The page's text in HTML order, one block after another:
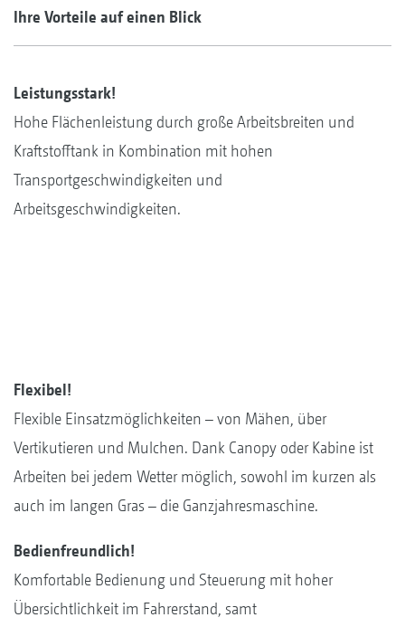
Ihre Vorteile auf einen Blick
Leistungsstark!
Hohe Flächenleistung durch große Arbeitsbreiten und
Kraftstofftank in Kombination mit hohen
Transportgeschwindigkeiten und
Arbeitsgeschwindigkeiten.
Flexibel!
Flexible Einsatzmöglichkeiten – von Mähen, über
Vertikutieren und Mulchen. Dank Canopy oder Kabine ist
Arbeiten bei jedem Wetter möglich, sowohl im kurzen als
auch im langen Gras – die Ganzjahresmaschine.
Bedienfreundlich!
Komfortable Bedienung und Steuerung mit hoher
Übersichtlichkeit im Fahrerstand, samt